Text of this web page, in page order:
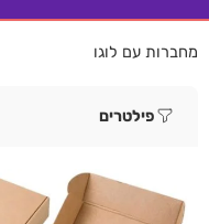
מחברות עם לוגו
פילטרים